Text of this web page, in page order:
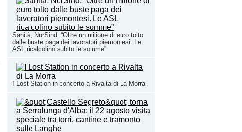
Sanità, NurSind: “Oltre un milione di euro tolto
dalle buste paga dei lavoratori piemontesi. Le
ASL ricalcolino subito le somme”
I Lost Station in concerto a Rivalta di La Morra